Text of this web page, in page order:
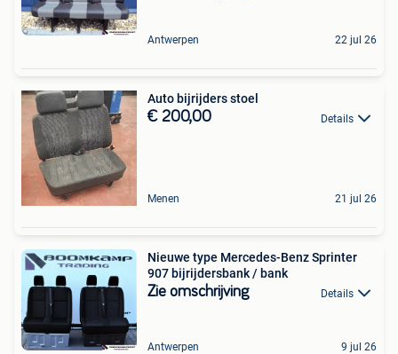
Antwerpen 22 jul 26
Auto bijrijders stoel
€ 200,00 Details
Menen 21 jul 26
Nieuwe type Mercedes-Benz Sprinter
907 bijrijdersbank / bank
Zie omschrijving Details
Antwerpen 9 jul 26